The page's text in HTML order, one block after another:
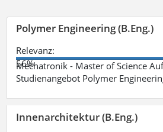
Polymer Engineering (B.Eng.)
Relevanz:
56%
Mechatronik - Master of Science
Studienangebot Polymer
Innenarchitektur (B.Eng.)